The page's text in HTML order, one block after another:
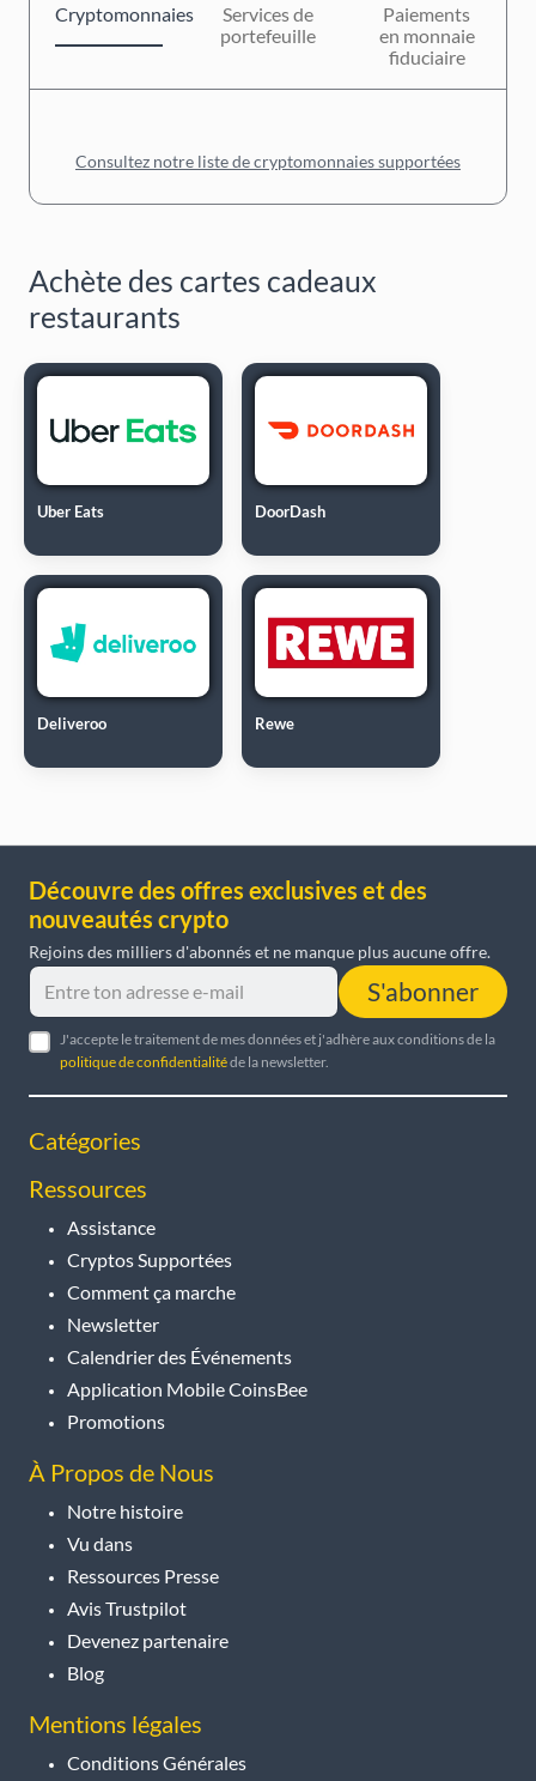
Cryptomonnaies
Services de
portefeuille
Paiements
en monnaie
fiduciaire
Consultez notre liste de cryptomonnaies supportées
Achète des cartes cadeaux
restaurants
Uber Eats DoorDash
Deliveroo Rewe
Découvre des offres exclusives et des
nouveautés crypto
Rejoins des milliers d'abonnés et ne manque plus aucune offre.
S'abonner
J'accepte le traitement de mes données et j'adhère aux conditions de la
politique de confidentialitéde la newsletter.
Catégories
Ressources
Assistance
Cryptos Supportées
Comment ça marche
Newsletter
Calendrier des Événements
Application Mobile CoinsBee
Promotions
À Propos de Nous
Notre histoire
Vu dans
Ressources Presse
Avis Trustpilot
Devenez partenaire
Blog
Mentions légales
Conditions Générales